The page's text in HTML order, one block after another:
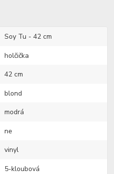
Soy Tu - 42 cm
holčička
42 cm
blond
modrá
ne
vinyl
5-kloubová